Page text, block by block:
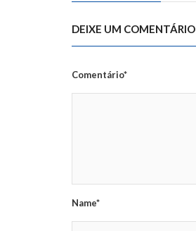
DEIXE UM COMENTÁRIO
Comentário*
Name*